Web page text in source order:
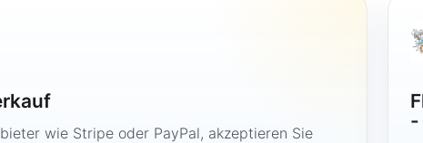
wie Stripe oder PayPal, akzeptieren Sie
-